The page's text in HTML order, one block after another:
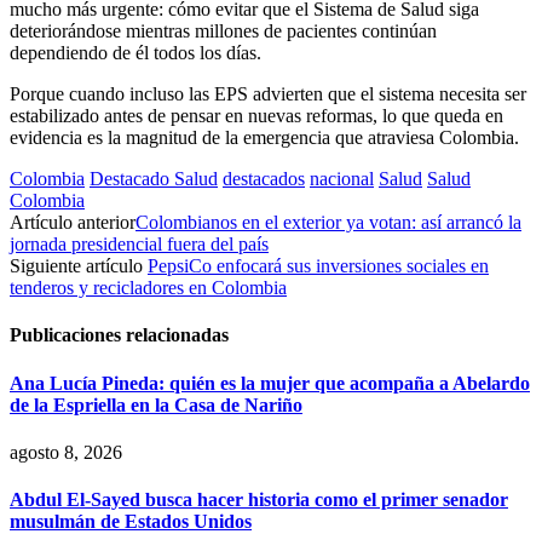
mucho más urgente: cómo evitar que el Sistema de Salud siga
deteriorándose mientras millones de pacientes continúan
dependiendo de él todos los días.
Porque cuando incluso las EPS advierten que el sistema necesita ser
estabilizado antes de pensar en nuevas reformas, lo que queda en
evidencia es la magnitud de la emergencia que atraviesa Colombia.
Colombia Destacado Salud destacados nacional Salud Salud
Colombia
Artículo anteriorColombianos en el exterior ya votan: así arrancó la
jornada presidencial fuera del país
Siguiente artículo PepsiCo enfocará sus inversiones sociales en
tenderos y recicladores en Colombia
Publicaciones relacionadas
Ana Lucía Pineda: quién es la mujer que acompaña a Abelardo
de la Espriella en la Casa de Nariño
agosto 8, 2026
Abdul El-Sayed busca hacer historia como el primer senador
musulmán de Estados Unidos